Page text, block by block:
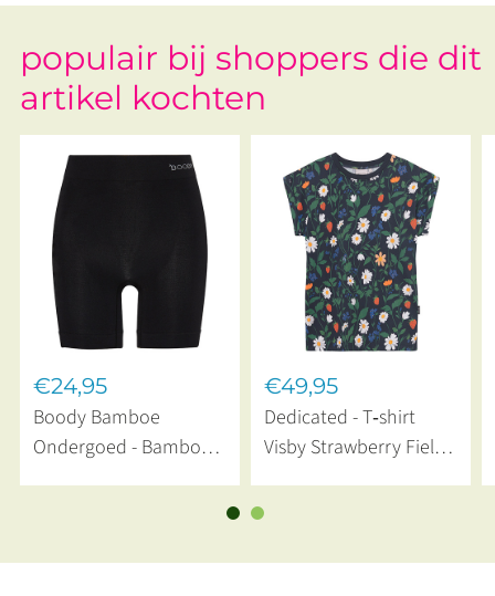
populair bij shoppers die dit
artikel kochten
€24,95
Boody Bamboe
Ondergoed - Bamboe
€49,95
Dedicated - T‑shirt
Visby Strawberry Field